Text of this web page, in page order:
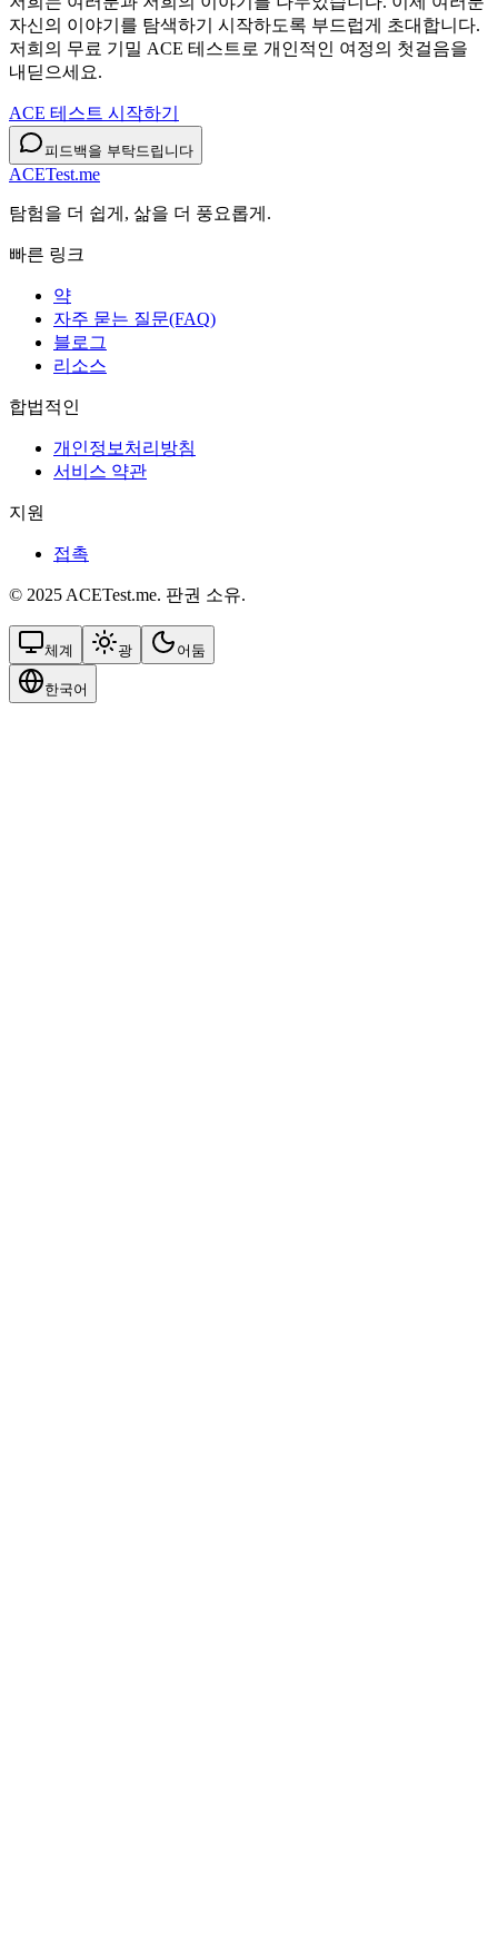
자신의 이야기를 탐색하기 시작하도록 부드럽게 초대합니다.
저희의 무료 기밀 ACE 테스트로 개인적인 여정의 첫걸음을
내딛으세요.
ACE 테스트 시작하기
피드백을 부탁드립니다
ACETest.me
탐험을 더 쉽게, 삶을 더 풍요롭게.
빠른 링크
약
자주 묻는 질문(FAQ)
블로그
리소스
합법적인
개인정보처리방침
서비스 약관
지원
접촉
© 2025 ACETest.me. 판권 소유.
체계 광 어둠
한국어